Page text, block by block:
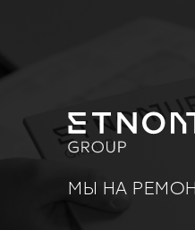
МЫ НА